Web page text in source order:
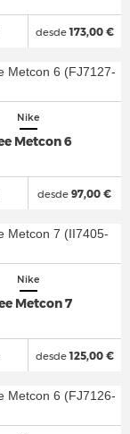
desde173,00 €
Nike
Metcon 6
desde 97,00 €
Nike
Metcon 7
desde125,00 €